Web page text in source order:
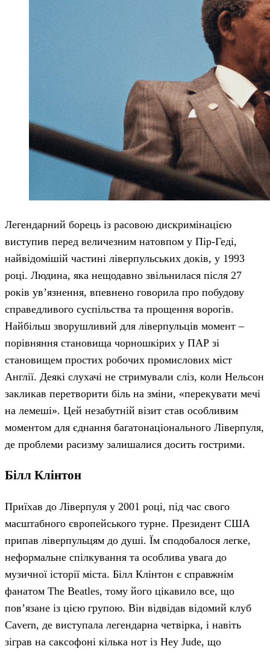
Легендарний борець із расовою дискримінацією
виступив перед величезним натовпом у Пір-Геді,
найвідомішій частині ліверпульських доків, у 1993
році. Людина, яка нещодавно звільнилася після 27
років ув’язнення, впевнено говорила про побудову
справедливого суспільства та прощення ворогів.
Найбільш зворушливий для ліверпульців момент –
порівняння становища чорношкірих у ПАР зі
становищем простих робочих промислових міст
Англії. Деякі слухачі не стримували сліз, коли Нельсон
закликав перетворити біль на зміни, «перекувати мечі
на лемеші». Цей незабутній візит став особливим
моментом для єднання багатонаціонального Ліверпуля,
де проблеми расизму залишалися досить гострими.
Білл Клінтон
Приїхав до Ліверпуля у 2001 році, під час свого
масштабного європейського турне. Президент США
припав ліверпульцям до душі. Їм сподобалося легке,
неформальне спілкування та особлива увага до
музичної історії міста. Білл Клінтон є справжнім
фанатом The Beatles, тому його цікавило все, що
пов’язане із цією групою. Він відвідав відомий клуб
Cavern, де виступала легендарна четвірка, і навіть
зіграв на саксофоні кілька нот із Hey Jude, що